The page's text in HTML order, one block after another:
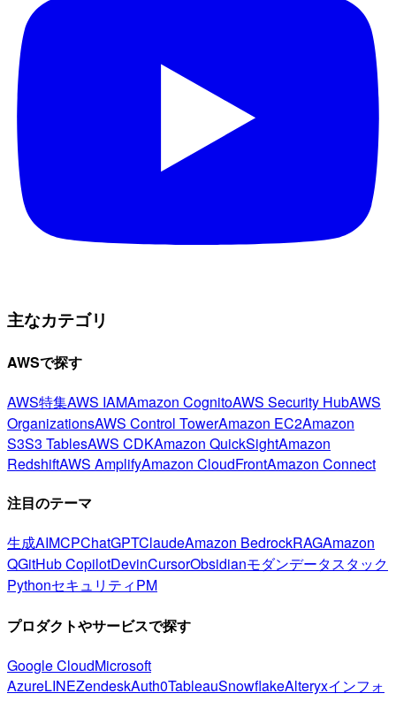
主なカテゴリ
AWSで探す
AWS特集AWS IAMAmazon CognitoAWS Security HubAWS
OrganizationsAWS Control TowerAmazon EC2Amazon
S3S3 TablesAWS CDKAmazon QuickSightAmazon
RedshiftAWS AmplifyAmazon CloudFrontAmazon Connect
注目のテーマ
生成AIMCPChatGPTClaudeAmazon BedrockRAGAmazon
QGitHub CopilotDevinCursorObsidianモダンデータスタック
PythonセキュリティPM
プロダクトやサービスで探す
Google CloudMicrosoft
AzureLINEZendeskAuth0TableauSnowflakeAlteryxインフォ